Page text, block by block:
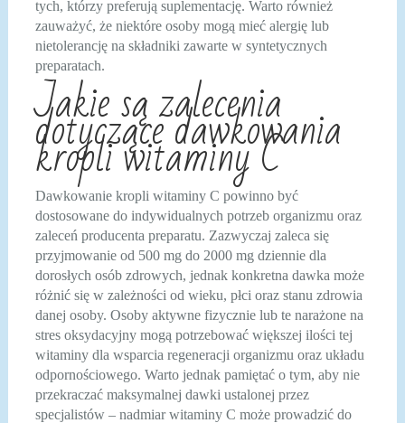
tych, którzy preferują suplementację. Warto również
zauważyć, że niektóre osoby mogą mieć alergię lub
nietolerancję na składniki zawarte w syntetycznych
preparatach.
Jakie są zalecenia
dotyczące dawkowania
kropli witaminy C
Dawkowanie kropli witaminy C powinno być
dostosowane do indywidualnych potrzeb organizmu oraz
zaleceń producenta preparatu. Zazwyczaj zaleca się
przyjmowanie od 500 mg do 2000 mg dziennie dla
dorosłych osób zdrowych, jednak konkretna dawka może
różnić się w zależności od wieku, płci oraz stanu zdrowia
danej osoby. Osoby aktywne fizycznie lub te narażone na
stres oksydacyjny mogą potrzebować większej ilości tej
witaminy dla wsparcia regeneracji organizmu oraz układu
odpornościowego. Warto jednak pamiętać o tym, aby nie
przekraczać maksymalnej dawki ustalonej przez
specjalistów – nadmiar witaminy C może prowadzić do